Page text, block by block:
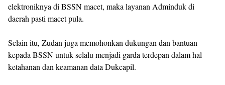
elektroniknya di BSSN macet, maka layanan Adminduk di
daerah pasti macet pula.
Selain itu, Zudan juga memohonkan dukungan dan bantuan
kepada BSSN untuk selalu menjadi garda terdepan dalam hal
ketahanan dan keamanan data Dukcapil.